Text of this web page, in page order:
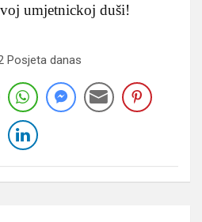
umjetnickoj duši!
Posjeta danas